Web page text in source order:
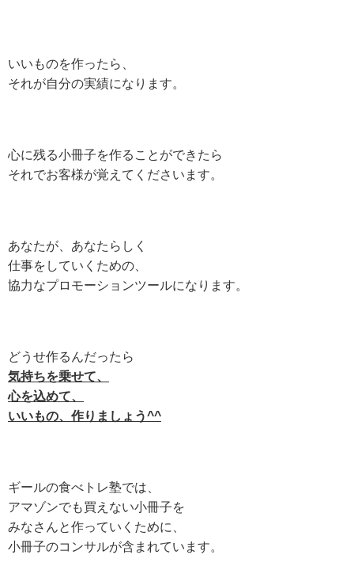
いいものを作ったら、
それが自分の実績になります。
心に残る小冊子を作ることができたら
それでお客様が覚えてくださいます。
あなたが、あなたらしく
仕事をしていくための、
協力なプロモーションツールになります。
どうせ作るんだったら
気持ちを乗せて、
心を込めて、
いいもの、作りましょう^^
ギールの食べトレ塾では、
アマゾンでも買えない小冊子を
みなさんと作っていくために、
小冊子のコンサルが含まれています。